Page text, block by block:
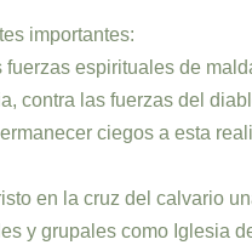
importantes:
espirituales de
contra las fuerzas del
ciegos a esta
en la cruz del calvario
y grupales como Iglesia